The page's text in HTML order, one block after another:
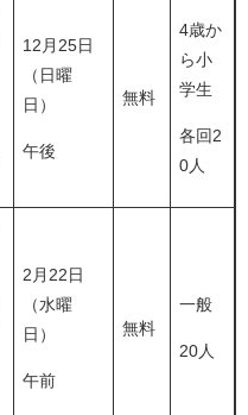
12月25日
（日曜
日）
午後
無料
4歳か
ら小
学生
各回2
0人
2月22日
（水曜
日）
午前
無料
一般
20人